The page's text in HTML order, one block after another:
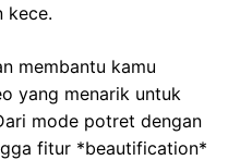
kece.
membantu kamu
yang menarik untuk
mode potret dengan
fitur *beautification*